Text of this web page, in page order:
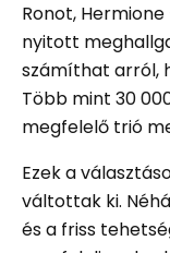
Ronot,
nyitott
számíthat arról,
Több mint 30
megfelelő trió
Ezek a
váltottak ki.
és a friss